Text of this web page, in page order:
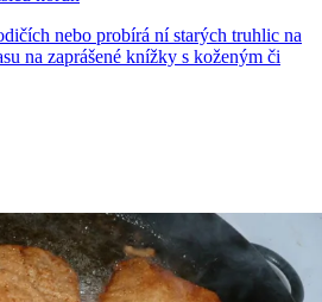
nebo probírá ní starých truhlic na
na zaprášené knížky s koženým či